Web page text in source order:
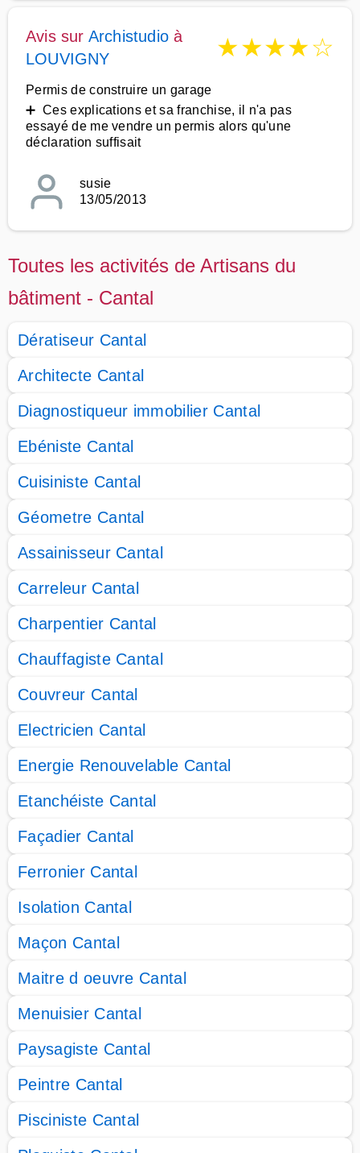
Avis sur Archistudio à
LOUVIGNY
★★★★☆
Permis de construire un garage
➕ Ces explications et sa franchise, il n'a pas
essayé de me vendre un permis alors qu'une
déclaration suffisait
susie
13/05/2013
Toutes les activités de Artisans du
bâtiment - Cantal
Dératiseur Cantal
Architecte Cantal
Diagnostiqueur immobilier Cantal
Ebéniste Cantal
Cuisiniste Cantal
Géometre Cantal
Assainisseur Cantal
Carreleur Cantal
Charpentier Cantal
Chauffagiste Cantal
Couvreur Cantal
Electricien Cantal
Energie Renouvelable Cantal
Etanchéiste Cantal
Façadier Cantal
Ferronier Cantal
Isolation Cantal
Maçon Cantal
Maitre d oeuvre Cantal
Menuisier Cantal
Paysagiste Cantal
Peintre Cantal
Pisciniste Cantal